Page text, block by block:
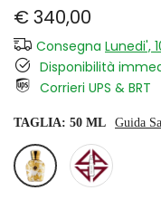
€ 340,00
Consegna Lunedi',
Disponibilità
Corrieri UPS & BRT
TAGLIA: 50 ML Guida